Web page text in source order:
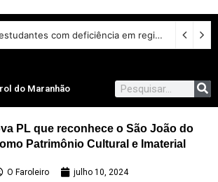
Projeto inclui estudantes com deficiência em regime escolar especial
do Maranhão
PL que reconhece o São João do
Patrimônio Cultural e Imaterial
O Faroleiro julho 10, 2024